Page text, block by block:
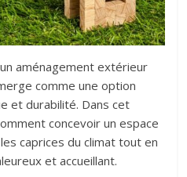
aménagement extérieur
comme une option
et durabilité. Dans cet
concevoir un espace
caprices du climat tout en
et accueillant.